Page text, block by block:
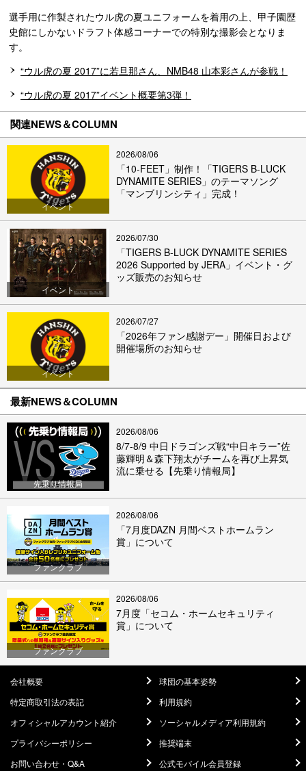
選手用に作製されたウル虎の夏ユニフォームを着用の上、甲子園歴
史館にしかないドラフト体感コーナーでの特別な撮影会となりま
す。
“ウル虎の夏 2017”に若旦那さん、NMB48 山本彩さんが参戦！
“ウル虎の夏 2017”イベント概要第3弾！
関連NEWS＆COLUMN
イベント
2026/08/06
「10-FEET」制作！「TIGERS B-LUCK
DYNAMITE SERIES」のテーマソング
「マンブリンシティ」完成！
イベント
2026/07/30
「TIGERS B-LUCK DYNAMITE SERIES
2026 Supported by JERA」イベント・グ
ッズ販売のお知らせ
イベント
2026/07/27
「2026年ファン感謝デー」開催日および
開催場所のお知らせ
最新NEWS＆COLUMN
先乗り情報局
2026/08/06
8/7-8/9 中日ドラゴンズ戦“中日キラー”佐
藤輝明＆森下翔太がチームを再び上昇気
流に乗せる【先乗り情報局】
ファンクラブ
2026/08/06
「7月度DAZN 月間ベストホームラン
賞」について
ファンクラブ
2026/08/06
7月度「セコム・ホームセキュリティ
賞」について
会社概要
球団の基本姿勢
特定商取引法の表記
利用規約
オフィシャルアカウント紹介
ソーシャルメディア利用規約
プライバシーポリシー
推奨端末
お問い合わせ・Q&A
公式モバイル会員登録